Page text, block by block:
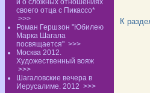
и о сложных отношениях
своего отца с Пикассо*
>>>
Роман Гершзон "Юбилею
Марка Шагала
посвящается" >>>
Москва 2012.
Художественный вояж
>>>
Шагаловские вечера в
Иерусалиме. 2012 >>>
К